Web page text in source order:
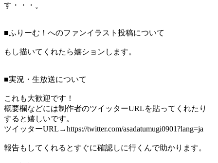
す・・・。
■ふりーむ！へのファンイラスト投稿について
もし描いてくれたら嬉ションします。
■実況・生放送について
これも大歓迎です！
概要欄などには制作者のツイッターURLを貼ってくれたり
すると嬉しいです。
ツイッターURL→https://twitter.com/asadatumugi0901?lang=ja
報告もしてくれるとすぐに確認しに行くんで助かります。